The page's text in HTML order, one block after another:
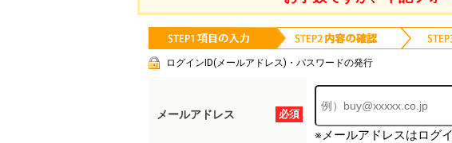
ログインID(メールアドレス)・パスワードの発行
必須
メールアドレス
※メールアドレスはログ